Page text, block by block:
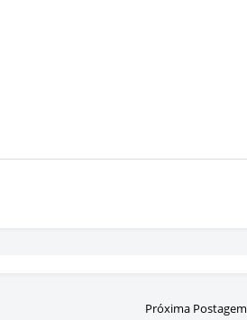
Próxima Postagem